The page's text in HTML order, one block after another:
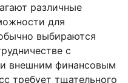
различные
для
выбираются
с
внешним финансовым
требует тщательного